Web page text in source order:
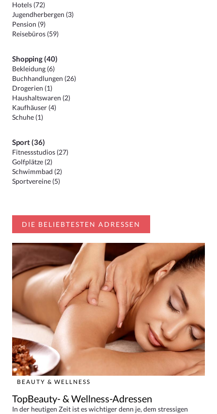
Hotels (72)
Jugendherbergen (3)
Pension (9)
Reisebüros (59)
Shopping (40)
Bekleidung (6)
Buchhandlungen (26)
Drogerien (1)
Haushaltswaren (2)
Kaufhäuser (4)
Schuhe (1)
Sport (36)
Fitnessstudios (27)
Golfplätze (2)
Schwimmbad (2)
Sportvereine (5)
DIE BELIEBTESTEN ADRESSEN
BEAUTY & WELLNESS
TopBeauty- & Wellness-Adressen
In der heutigen Zeit ist es wichtiger denn je, dem stressigen